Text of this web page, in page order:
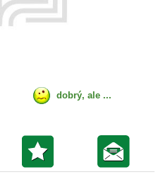
dobrý, ale ...